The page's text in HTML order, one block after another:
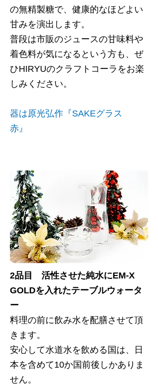
の無精製糖で、健康的なほどよい
甘みを演出します。
普段は市販のジュースの甘味料や
着色料が気になるという方も、ぜ
ひHIRYUのクラフトコーラをお楽
しみください。
器は原光弘作『SAKEグラス
赤』
2品目 活性させた純水にEM-X
GOLDを入れたテーブルウォータ
ー
料理の前に飲み水を配膳させて頂
きます。
安心して水道水を飲める国は、日
本を含めて10か国前後しかありま
せん。